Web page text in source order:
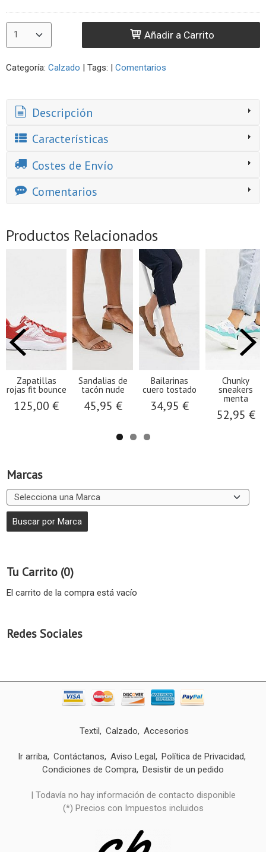
Marcas
Tu Carrito (0)
El carrito de la compra está vacío
Redes Sociales
Añadir a Carrito
Categoría: Calzado | Tags: | Comentarios
Descripción
Características
Costes de Envío
Comentarios
Productos Relacionados
Zapatillas
rojas fit bounce
125,00 €
Sandalias de
tacón nude
45,95 €
Bailarinas
cuero tostado
34,95 €
Chunky
sneakers
menta
52,95 €
Textil Calzado Accesorios
Ir arriba Contáctanos Aviso Legal
Política de Privacidad
Condiciones de Compra Desistir de un pedido
| Todavía no hay información de contacto disponible
(*) Precios con Impuestos incluidos